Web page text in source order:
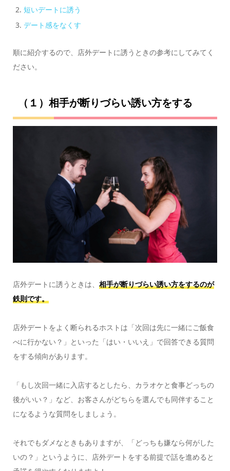
短いデートに誘う
デート感をなくす
順に紹介するので、店外デートに誘うときの参考にしてみてく
ださい。
（１）相手が断りづらい誘い方をする
店外デートに誘うときは、 相手が断りづらい誘い方をするのが
鉄則です。
店外デートをよく断られるホストは「次回は先に一緒にご飯食
べに行かない？」といった「はい・いいえ」で回答できる質問
をする傾向があります。
「もし次回一緒に入店するとしたら、カラオケと食事どっちの
後がいい？」など、お客さんがどちらを選んでも同伴すること
になるような質問をしましょう。
それでもダメなときもありますが、「どっちも嫌なら何がした
いの？」というように、店外デートをする前提で話を進めると